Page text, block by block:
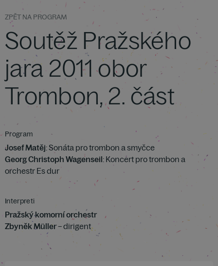
ZPĚT NA PROGRAM
Soutěž Pražského
jara 2011 obor
Trombon, 2. část
Program
Josef Matěj: Sonáta pro trombon a smyčce
Georg Christoph Wagenseil: Koncert pro trombon a
orchestr Es dur
Interpreti
Pražský komorní orchestr
Zbyněk Müller– dirigent